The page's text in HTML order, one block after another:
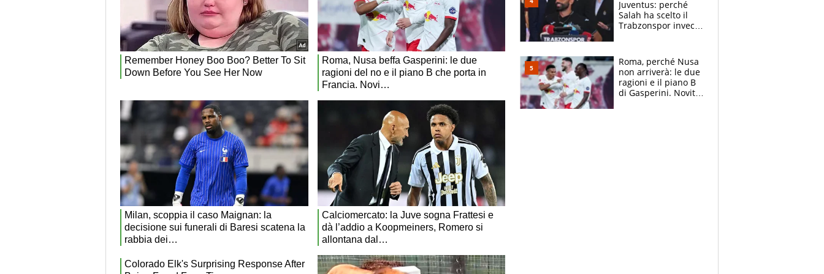
Juventus: perché
Salah ha scelto il
Trabzonspor invece
Roma, perché Nusa
non arriverà: le due
ragioni e il piano B
di Gasperini. Novità